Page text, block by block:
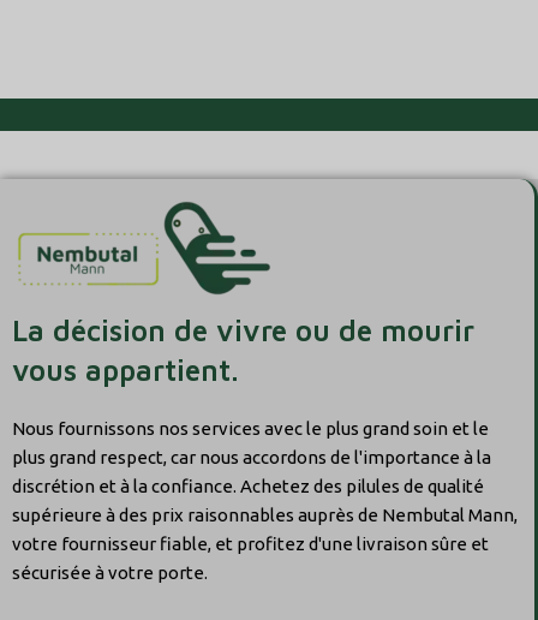
La décision de vivre ou de mourir
vous appartient.
Nous fournissons nos services avec le plus grand soin et le
plus grand respect, car nous accordons de l'importance à la
discrétion et à la confiance. Achetez des pilules de qualité
supérieure à des prix raisonnables auprès de Nembutal Mann,
votre fournisseur fiable, et profitez d'une livraison sûre et
sécurisée à votre porte.